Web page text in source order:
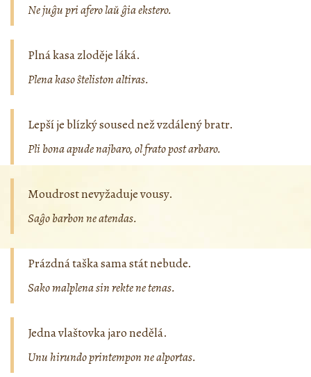
Ne juĝu pri afero laŭ ĝia ekstero.
Plná kasa zloděje láká.
Plena kaso ŝteliston altiras.
Lepší je blízký soused než vzdálený bratr.
Pli bona apude najbaro, ol frato post arbaro.
Moudrost nevyžaduje vousy.
Saĝo barbon ne atendas.
Prázdná taška sama stát nebude.
Sako malplena sin rekte ne tenas.
Jedna vlaštovka jaro nedělá.
Unu hirundo printempon ne alportas.